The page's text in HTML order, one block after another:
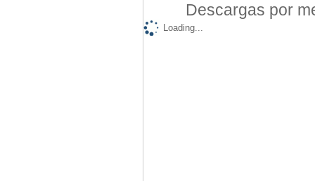
Descargas por
Loading...